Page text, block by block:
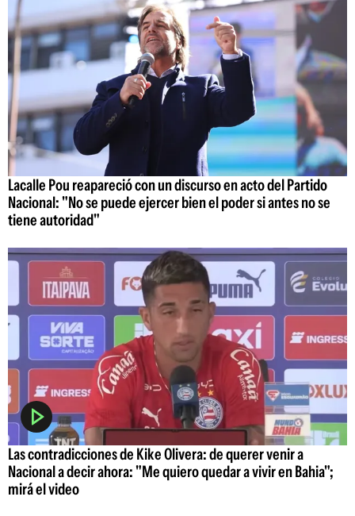
Lacalle Pou reapareció con un discurso en acto del Partido
Nacional: "No se puede ejercer bien el poder si antes no se
tiene autoridad"
Las contradicciones de Kike Olivera: de querer venir a
Nacional a decir ahora: "Me quiero quedar a vivir en Bahia";
mirá el video